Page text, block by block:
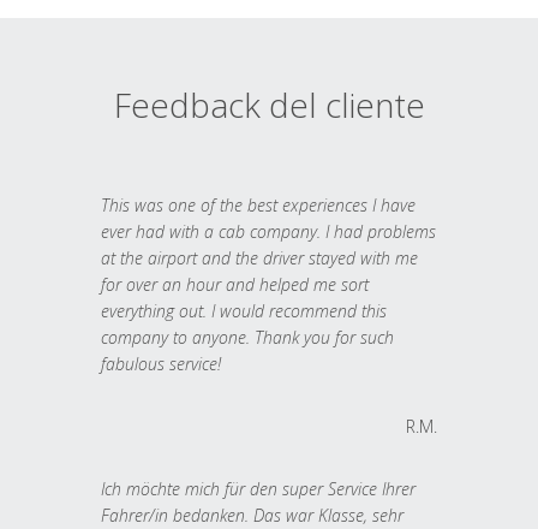
Feedback del cliente
This was one of the best experiences I have
ever had with a cab company. I had problems
at the airport and the driver stayed with me
for over an hour and helped me sort
everything out. I would recommend this
company to anyone. Thank you for such
fabulous service!
R.M.
Ich möchte mich für den super Service Ihrer
Fahrer/in bedanken. Das war Klasse, sehr